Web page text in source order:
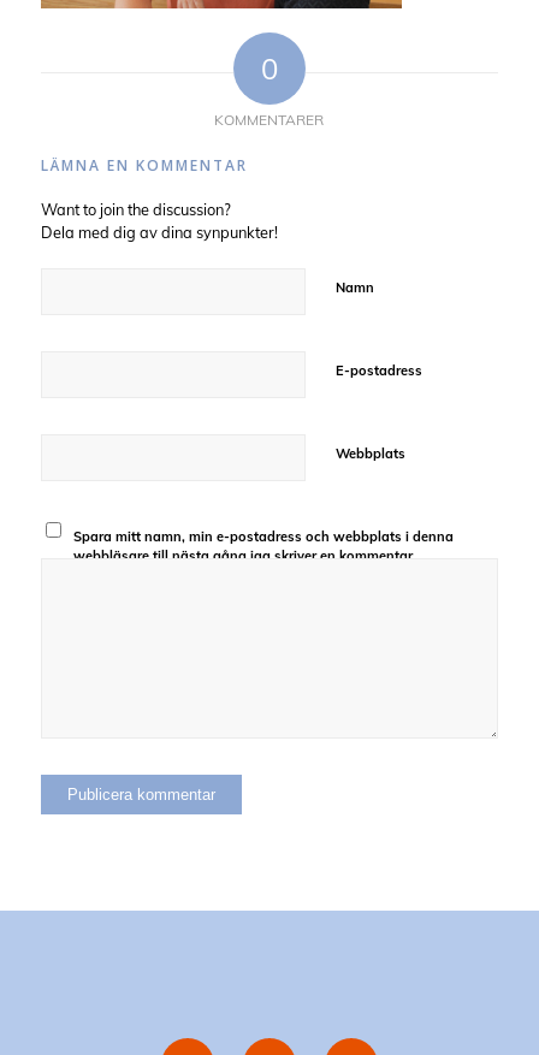
0
KOMMENTARER
LÄMNA EN KOMMENTAR
Want to join the discussion?
Dela med dig av dina synpunkter!
Namn
E-postadress
Webbplats
Spara mitt namn, min e-postadress och webbplats i denna
webbläsare till nästa gång jag skriver en kommentar.